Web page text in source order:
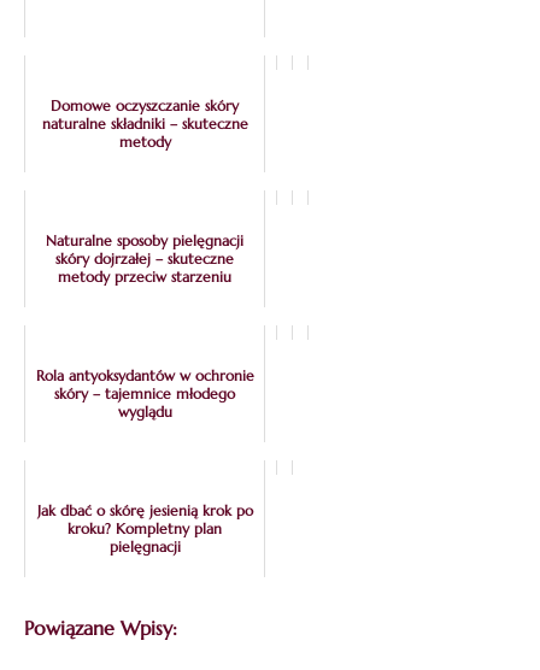
Domowe oczyszczanie skóry
naturalne składniki – skuteczne
metody
Naturalne sposoby pielęgnacji
skóry dojrzałej – skuteczne
metody przeciw starzeniu
Rola antyoksydantów w ochronie
skóry – tajemnice młodego
wyglądu
Jak dbać o skórę jesienią krok po
kroku? Kompletny plan
pielęgnacji
Powiązane Wpisy: